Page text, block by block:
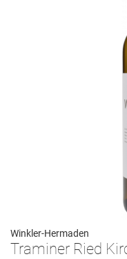
Winkler-Hermaden
Traminer Ried